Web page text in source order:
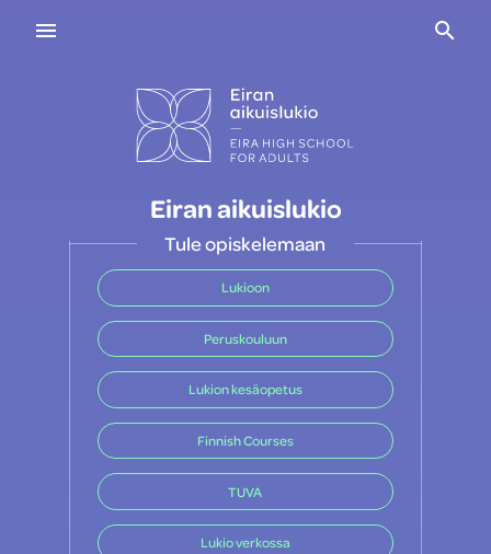
Eiran aikuislukio
Tule opiskelemaan
Lukioon
Peruskouluun
Lukion kesäopetus
Finnish Courses
TUVA
Lukio verkossa